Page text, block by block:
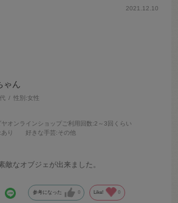
ゃん
性別:女性
ヤオンラインショップご利用回数:2～3回くらい
:あり 好きな手芸:その他
2021.12.10
敵なオブジェが出来ました。
参考になった 0 Like! 0